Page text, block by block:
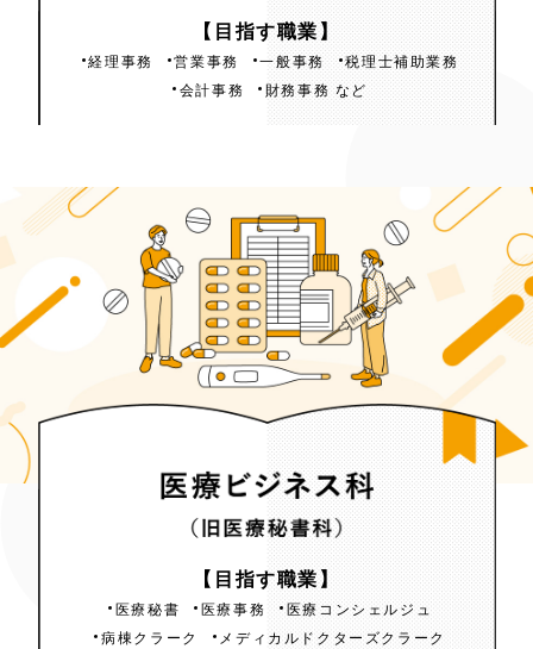
（旧総合ビジネス科 会計実務）
【目指す職業】
経理事務 営業事務 一般事務
税理士補助業務
会計事務
財務事務 など
医療ビジネス科
（旧医療秘書科）【目指す職業】
医療秘書 医療事務
医療コンシェルジュ
病棟クラーク
メディカルドクターズクラーク